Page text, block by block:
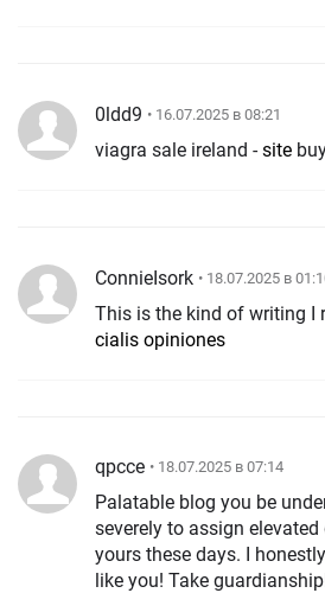
0ldd9 • 16.07.2025 в 08:21
viagra sale ireland -site
ConnieIsork • 18.07.2025 в
This is the kind of writing I
cialis opiniones
qpcce • 18.07.2025 в 07:14
Palatable blog you be
severely to assign
yours these days. I
like you! Take